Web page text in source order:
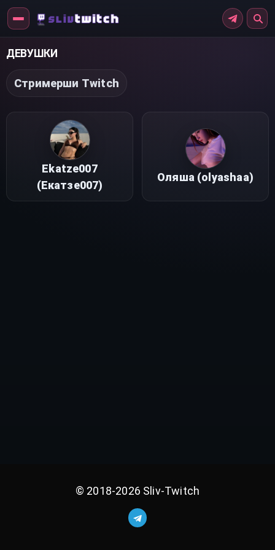
Перейти
контенту
ДЕВУШКИ
Стримерши Twitch
Ekatze007
(Екатзе007)
Оляша (olyashaa)
© 2018-2026 Sliv-Twitch